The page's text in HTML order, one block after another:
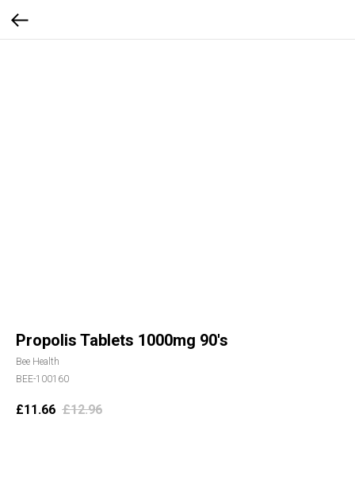
Propolis Tablets 1000mg 90's
Bee Health
BEE-100160
£11.66 £12.96